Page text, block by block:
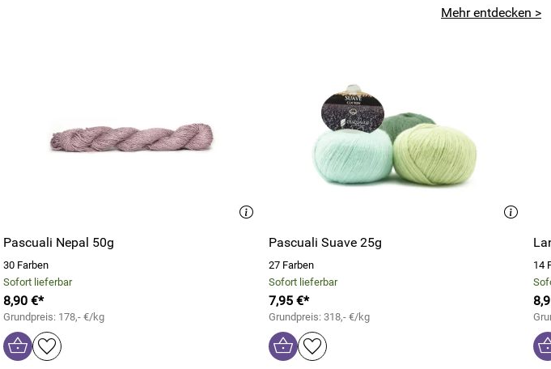
Mehr entdecken >
Pascuali Nepal 50g
30 Farben
Sofort lieferbar
8,90 €*
Grundpreis: 178,- €/kg
Pascuali Suave 25g
27 Farben
Sofort lieferbar
7,95 €*
Grundpreis: 318,- €/kg
14